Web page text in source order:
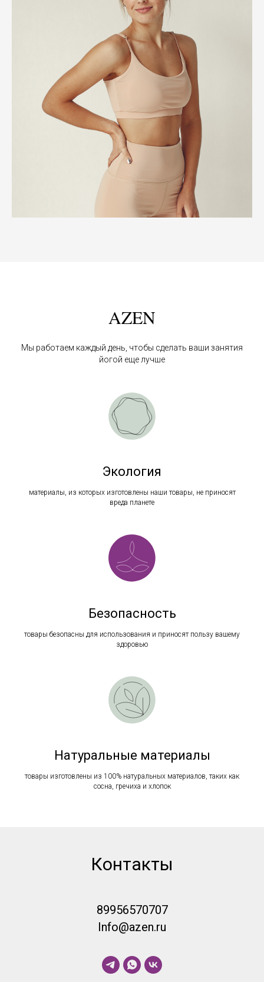
AZEN
Мы работаем каждый день, чтобы сделать ваши занятия
йогой еще лучше
Экология
материалы, из которых изготовлены наши товары, не приносят
вреда планете
Безопасность
товары безопасны для использования и приносят пользу вашему
здоровью
Натуральные материалы
товары изготовлены из 100% натуральных материалов, таких как
сосна, гречиха и хлопок
Контакты
89956570707
Info@azen.ru